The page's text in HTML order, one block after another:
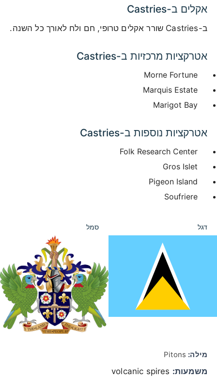
אקלים ב-Castries
ב-Castries שורר אקלים טרופי, חם ולח לאורך כל השנה.
אטרקציות מרכזיות ב-Castries
Morne Fortune
Marquis Estate
Marigot Bay
אטרקציות נוספות ב-Castries
Folk Research Center
Gros Islet
Pigeon Island
Soufriere
דגל סמל
מילה:
משמעות: